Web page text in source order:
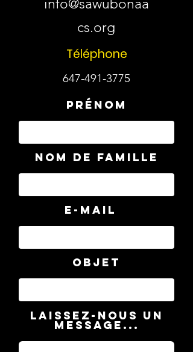
info@sawubonaa
cs.org
Téléphone
647-491-3775
Prénom
Nom de famille
E-mail
Objet
Laissez-nous un
message...